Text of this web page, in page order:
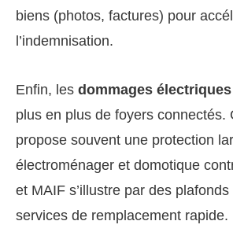
biens (photos, factures) pour
l’indemnisation.
Enfin, les dommages électriques
plus en plus de foyers connectés.
propose souvent une protection
électroménager et domotique
et MAIF s’illustre par des
services de remplacement rapide.